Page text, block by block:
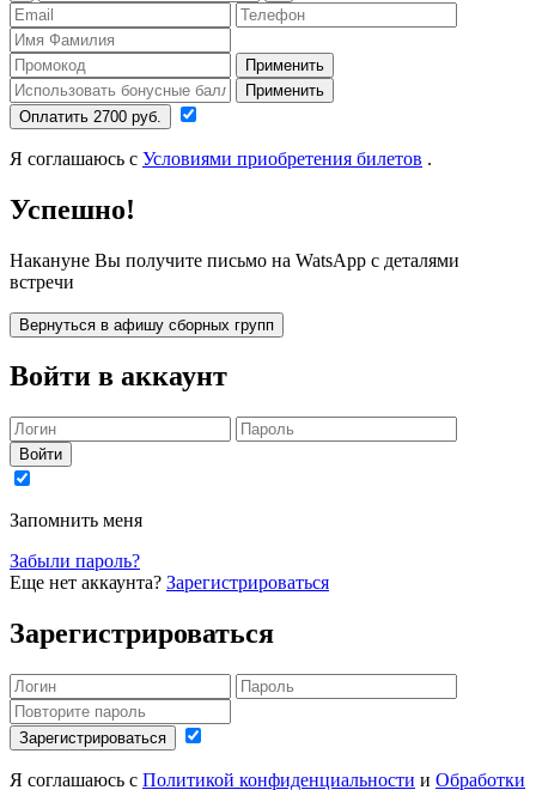
Применить
Применить
Оплатить 2700 руб.
Я соглашаюсь с Условиями приобретения билетов .
Успешно!
Накануне Вы получите письмо на WatsApp с деталями
встречи
Вернуться в афишу сборных групп
Войти в аккаунт
Войти
Запомнить меня
Забыли пароль?
Еще нет аккаунта? Зарегистрироваться
Зарегистрироваться
Зарегистрироваться
Я соглашаюсь с Политикой конфиденциальности и Обработки